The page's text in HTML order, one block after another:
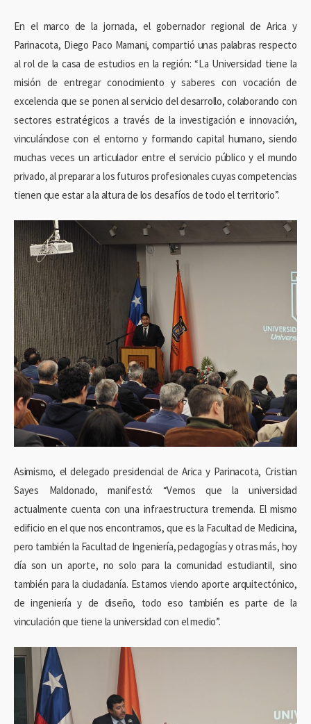
En el marco de la jornada, el gobernador regional de Arica y
Parinacota, Diego Paco Mamani, compartió unas palabras respecto
al rol de la casa de estudios en la región: “La Universidad tiene la
misión de entregar conocimiento y saberes con vocación de
excelencia que se ponen al servicio del desarrollo, colaborando con
sectores estratégicos a través de la investigación e innovación,
vinculándose con el entorno y formando capital humano, siendo
muchas veces un articulador entre el servicio público y el mundo
privado, al preparar a los futuros profesionales cuyas competencias
tienen que estar a la altura de los desafíos de todo el territorio”.
Asimismo, el delegado presidencial de Arica y Parinacota, Cristian
Sayes Maldonado, manifestó: “Vemos que la universidad
actualmente cuenta con una infraestructura tremenda. El mismo
edificio en el que nos encontramos, que es la Facultad de Medicina,
pero también la Facultad de Ingeniería, pedagogías y otras más, hoy
día son un aporte, no solo para la comunidad estudiantil, sino
también para la ciudadanía. Estamos viendo aporte arquitectónico,
de ingeniería y de diseño, todo eso también es parte de la
vinculación que tiene la universidad con el medio”.